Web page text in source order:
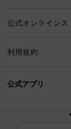
公式オンラインス
利用規約
公式アプリ
©